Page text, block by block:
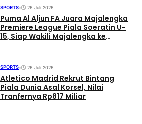
SPORTS• 26 Juli 2026
Puma Al Aljun FA Juara Majalengka
Premiere League Piala Soeratin U-
15, Siap Wakili Majalengka ke
SPORTS• 26 Juli 2026
Atletico Madrid Rekrut Bintang
Piala Dunia Asal Korsel, Nilai
Tranfernya Rp817 Miliar